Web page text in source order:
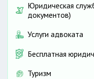
Юридическая
документов)
Услуги адвоката
Бесплатная
Туризм